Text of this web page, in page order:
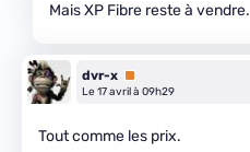
Mais XP Fibre reste à vendre.
dvr-x Premium
Le 17 avril à 09h29
Tout comme les prix.